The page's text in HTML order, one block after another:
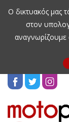
Ο δικτυακός μας
στον